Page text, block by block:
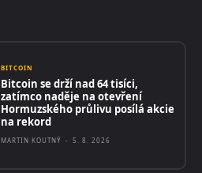
BITCOIN
Bitcoin se drží nad 64 tisíci,
zatímco naděje na otevření
Hormuzského průlivu posílá akcie
na rekord
MARTIN KOUTNÝ - 5. 8. 2026